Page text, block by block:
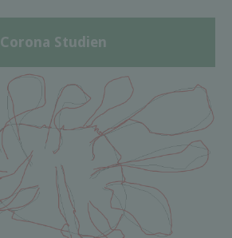
Corona Studien